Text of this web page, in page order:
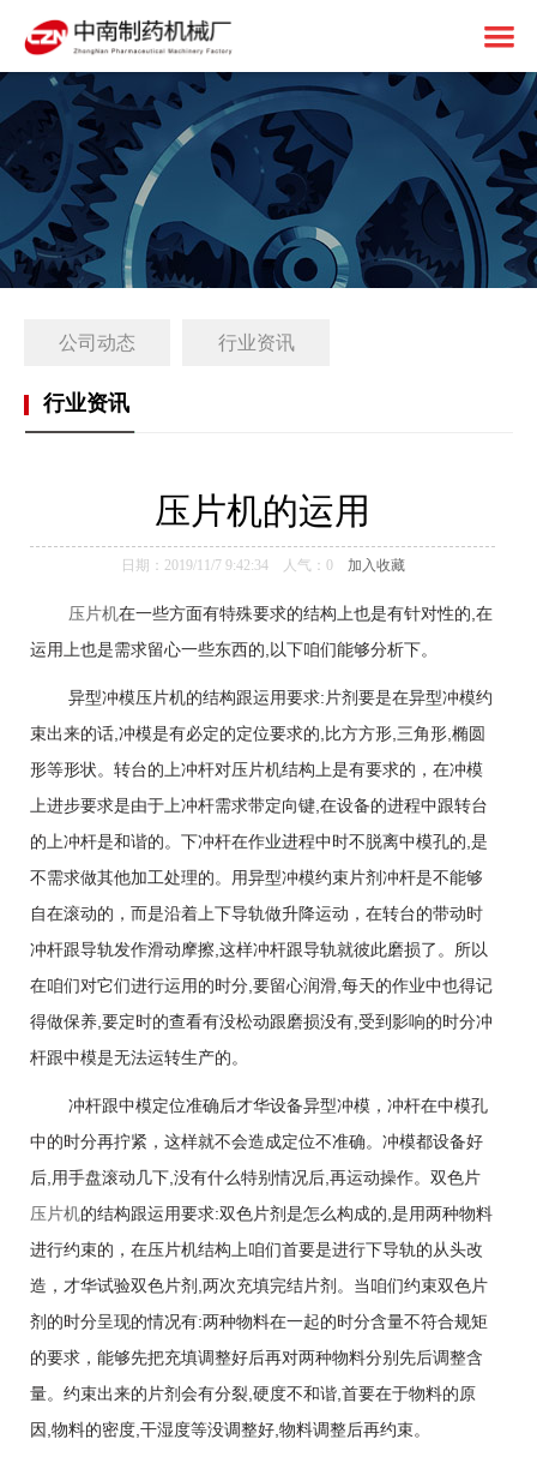
首页
关于中南
中南简介
资质荣誉
免责申明
制药设备
固体制剂设备
液体制剂设备
后段包装设备
前处理设备
1+X建设
工厂简介
1+X证书
1+X设备方案
解决方案
客户案例
新闻中心
公司动态 行业资讯
行业资讯
压片机的运用
日期：2019/11/7 9:42:34 人气： 0 加入收藏
压片机在一些方面有特殊要求的结构上也是有针对性的,在
运用上也是需求留心一些东西的,以下咱们能够分析下。
异型冲模压片机的结构跟运用要求:片剂要是在异型冲模约
束出来的话,冲模是有必定的定位要求的,比方方形,三角形,椭圆
形等形状。转台的上冲杆对压片机结构上是有要求的，在冲模
上进步要求是由于上冲杆需求带定向键,在设备的进程中跟转台
的上冲杆是和谐的。下冲杆在作业进程中时不脱离中模孔的,是
不需求做其他加工处理的。用异型冲模约束片剂冲杆是不能够
自在滚动的，而是沿着上下导轨做升降运动，在转台的带动时
冲杆跟导轨发作滑动摩擦,这样冲杆跟导轨就彼此磨损了。所以
在咱们对它们进行运用的时分,要留心润滑,每天的作业中也得记
得做保养,要定时的查看有没松动跟磨损没有,受到影响的时分冲
杆跟中模是无法运转生产的。
冲杆跟中模定位准确后才华设备异型冲模，冲杆在中模孔
中的时分再拧紧，这样就不会造成定位不准确。冲模都设备好
后,用手盘滚动几下,没有什么特别情况后,再运动操作。双色片
压片机的结构跟运用要求:双色片剂是怎么构成的,是用两种物料
进行约束的，在压片机结构上咱们首要是进行下导轨的从头改
造，才华试验双色片剂,两次充填完结片剂。当咱们约束双色片
剂的时分呈现的情况有:两种物料在一起的时分含量不符合规矩
的要求，能够先把充填调整好后再对两种物料分别先后调整含
量。约束出来的片剂会有分裂,硬度不和谐,首要在于物料的原
因,物料的密度,干湿度等没调整好,物料调整后再约束。